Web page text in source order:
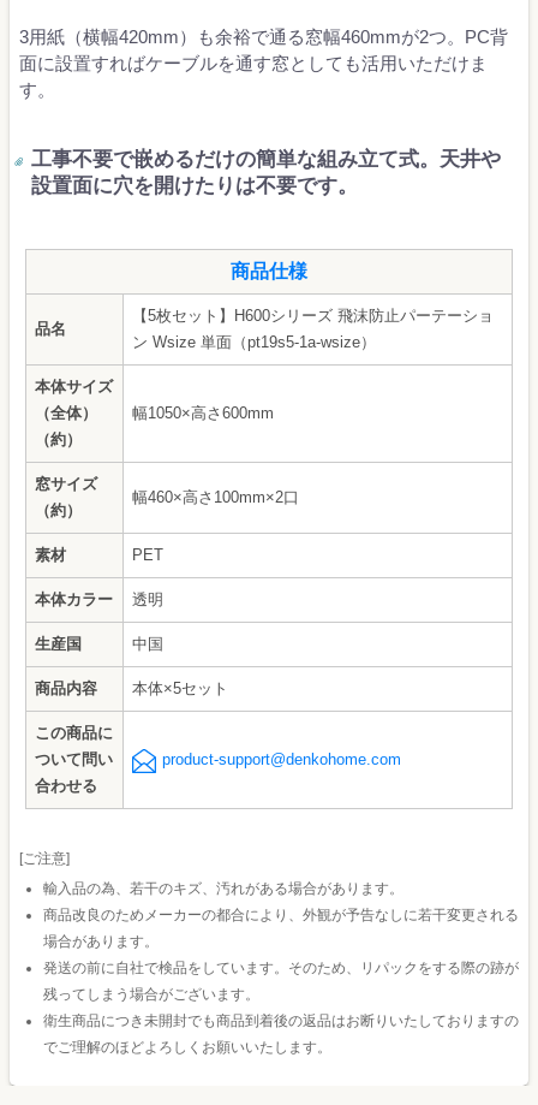
3用紙（横幅420mm）も余裕で通る窓幅460mmが2つ。PC背
面に設置すればケーブルを通す窓としても活用いただけま
す。
工事不要で嵌めるだけの簡単な組み立て式。天井や
設置面に穴を開けたりは不要です。
商品仕様
品名
【5枚セット】H600シリーズ 飛沫防止パーテーショ
ン Wsize 単面（pt19s5-1a-wsize）
本体サイズ
（全体）
（約）
幅1050×高さ600mm
窓サイズ
（約）
幅460×高さ100mm×2口
素材 PET
本体カラー 透明
生産国 中国
商品内容 本体×5セット
この商品に
ついて問い
合わせる
product-support@denkohome.com
[ご注意]
輸入品の為、若干のキズ、汚れがある場合があります。
商品改良のためメーカーの都合により、外観が予告なしに若干変更される
場合があります。
発送の前に自社で検品をしています。そのため、リパックをする際の跡が
残ってしまう場合がございます。
衛生商品につき未開封でも商品到着後の返品はお断りいたしておりますの
でご理解のほどよろしくお願いいたします。